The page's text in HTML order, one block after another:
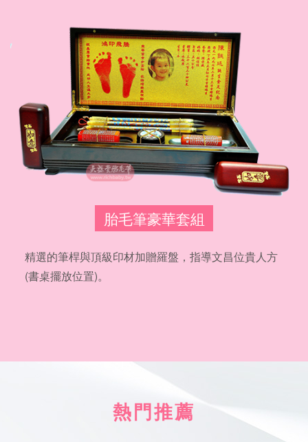
胎毛筆豪華套組
精選的筆桿與頂級印材加贈羅盤，指導文昌位貴人方
(書桌擺放位置)。
熱門推薦